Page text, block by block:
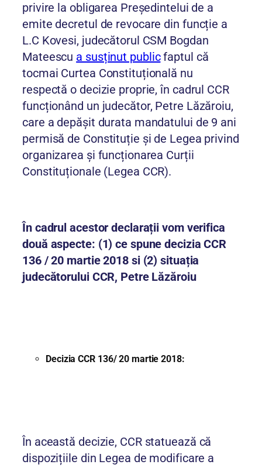
privire la obligarea Președintelui de a
emite decretul de revocare din funcție a
L.C Kovesi, judecătorul CSM Bogdan
Mateescu a susținut publicfaptul că
tocmai Curtea Constituțională nu
respectă o decizie proprie, în cadrul CCR
funcționând un judecător, Petre Lăzăroiu,
care a depășit durata mandatului de 9 ani
permisă de Constituție și de Legea privind
organizarea și funcționarea Curții
Constituționale (Legea CCR).
În cadrul acestor declarații vom verifica
două aspecte: (1) ce spune decizia CCR
136 / 20 martie 2018 si (2) situația
judecătorului CCR, Petre Lăzăroiu
Decizia CCR 136/ 20 martie 2018:
În această decizie, CCR statuează că
dispozițiile din Legea de modificare a